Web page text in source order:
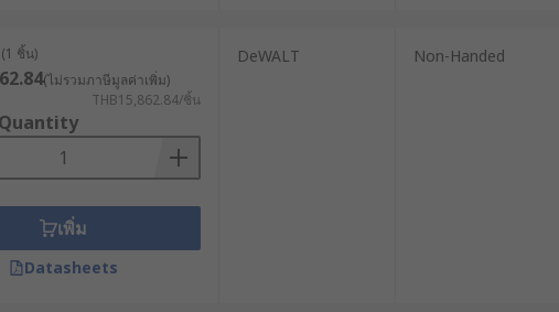
ชิ้น)
(ไม่รวมภาษีมูลค่าเพิ่ม)
THB15,862.84/ชิ้น
เพิ่ม
Datasheets
DeWALT Non-Handed